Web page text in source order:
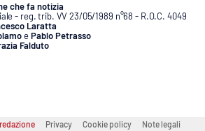
che fa notizia
- reg. trib. VV 23/05/1989 n°68 - R.O.C. 4049
Laratta
ePablo Petrasso
Falduto
Privacy Cookie policy Note legali